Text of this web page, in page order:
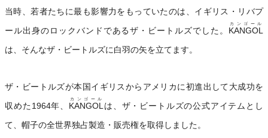
当時、若者たちに最も影響力をもっていたのは、イギリス・リバプ
ール出身のロックバンドであるザ・ビートルズでした。 KANGOL
カンゴール
は、そんなザ・ビートルズに白羽の矢を立てます。
ザ・ビートルズが本国イギリスからアメリカに初進出して大成功を
収めた1964年、 KANGOL
カンゴール
は、ザ・ビートルズの公式アイテムとし
て、帽子の全世界独占製造・販売権を取得しました。